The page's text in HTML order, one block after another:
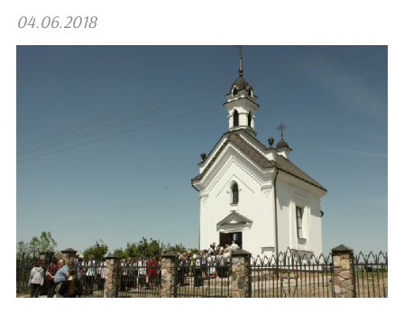
04.06.2018